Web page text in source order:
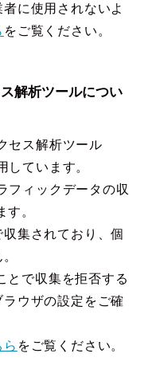
に使用されないよ
をご覧ください。
解析ツールについ
セス解析ツール
しています。
フィックデータの収
。
集されており、個
とで収集を拒否する
ウザの設定をご確
ら をご覧ください。